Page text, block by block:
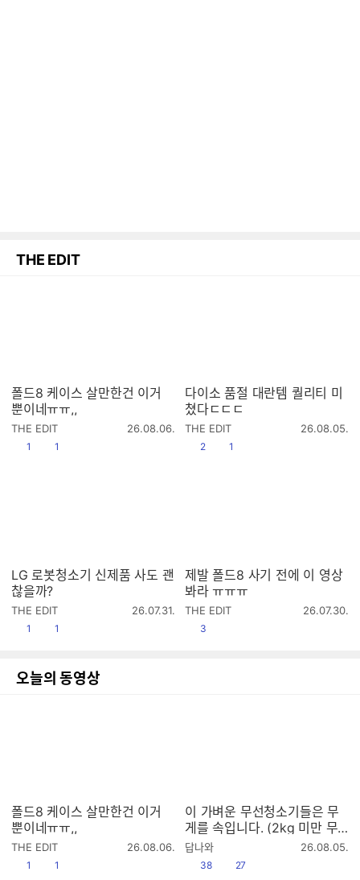
THE EDIT
폴드8 케이스 살만한건 이거
뿐이네ㅠㅠ,,
THE EDIT
작
26.08.06.
1 1
다이소 품절 대란템 퀄리티 미
쳤다ㄷㄷㄷ
THE EDIT
작
26.08.05.
공감
2 1
LG 로봇청소기 신제품 사도 괜
찮을까?
THE EDIT
작
26.07.31.
1 1
제발 폴드8 사기 전에 이 영상
봐라 ㅠㅠㅠ
THE EDIT
작
26.07.30.
공감
3
오늘의 동영상
폴드8 케이스 살만한건 이거
뿐이네ㅠㅠ,,
THE EDIT
작
26.08.06.
1 1
이 가벼운 무선청소기들은 무
게를 속입니다. (2kg 미만 무
선청소기 9종 테스트 1편)
답나와
작
26.08.05.
공감
38 27